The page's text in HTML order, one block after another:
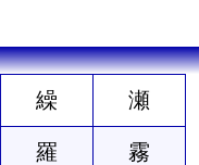
繰 瀬
羅 霧